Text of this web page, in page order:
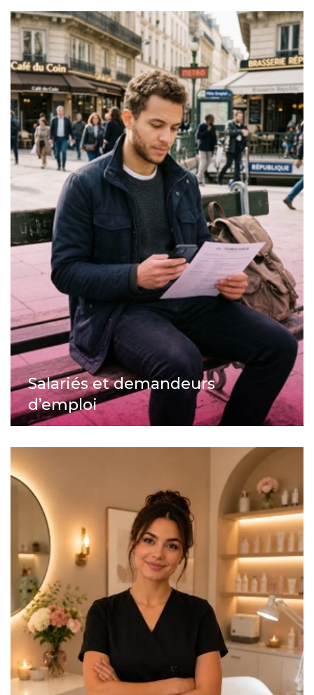
Salariés et demandeurs
d’emploi